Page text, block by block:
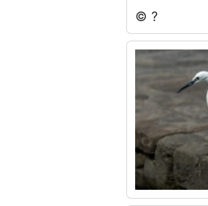
© ?